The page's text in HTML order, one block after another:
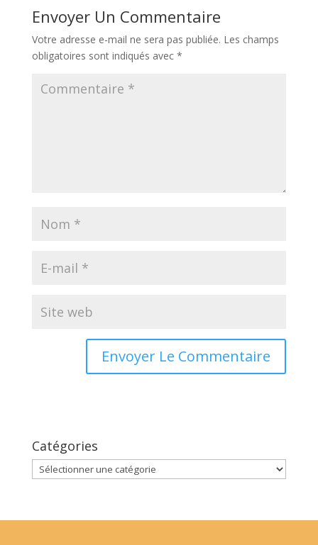
Envoyer Un Commentaire
Votre adresse e-mail ne sera pas publiée. Les champs
obligatoires sont indiqués avec *
Catégories
Catégories